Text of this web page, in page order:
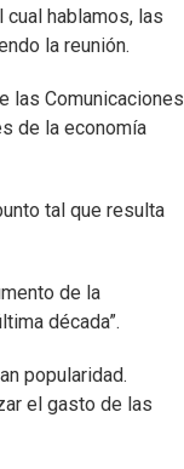
hablamos, las
la reunión.
las Comunicaciones
de la economía
tal que resulta
de la
década”.
popularidad.
el gasto de las